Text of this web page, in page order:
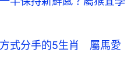
式分手的5生肖 屬馬愛